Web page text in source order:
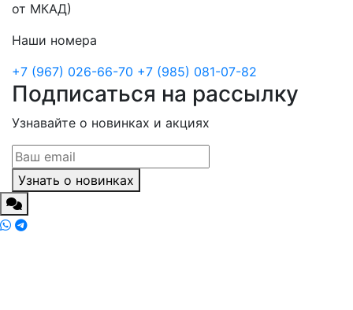
от МКАД)
Наши номера
+7 (967) 026-66-70 +7 (985) 081-07-82
Подписаться на рассылку
Узнавайте о новинках и акциях
Узнать о новинках